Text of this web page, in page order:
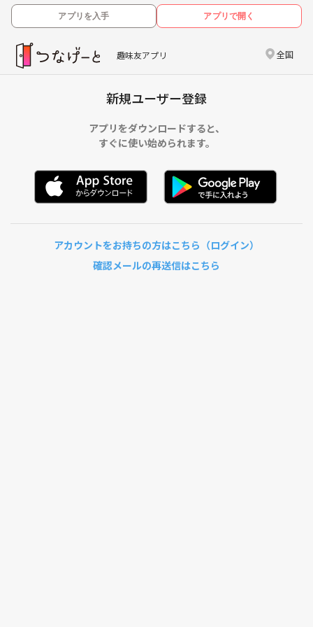
アプリを入手 アプリで開く
趣味友アプリ 全国
新規ユーザー登録
アプリをダウンロードすると、
すぐに使い始められます。
アカウントをお持ちの方はこちら（ログイン）
確認メールの再送信はこちら